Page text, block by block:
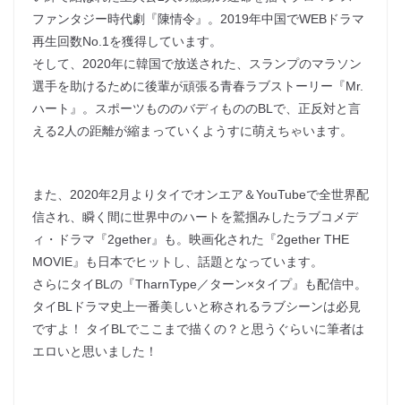
ファンタジー時代劇『陳情令』。2019年中国でWEBドラマ
再生回数No.1を獲得しています。
そして、2020年に韓国で放送された、スランプのマラソン
選手を助けるために後輩が頑張る青春ラブストーリー『Mr.
ハート』。スポーツもののバディもののBLで、正反対と言
える2人の距離が縮まっていくようすに萌えちゃいます。
また、2020年2月よりタイでオンエア＆YouTubeで全世界配
信され、瞬く間に世界中のハートを鷲掴みしたラブコメデ
ィ・ドラマ『2gether』も。映画化された『2gether THE
MOVIE』も日本でヒットし、話題となっています。
さらにタイBLの『TharnType／ターン×タイプ』も配信中。
タイBLドラマ史上一番美しいと称されるラブシーンは必見
ですよ！ タイBLでここまで描くの？と思うぐらいに筆者は
エロいと思いました！